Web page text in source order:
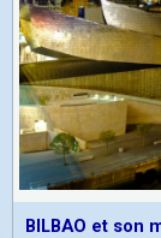
BILBAO et son